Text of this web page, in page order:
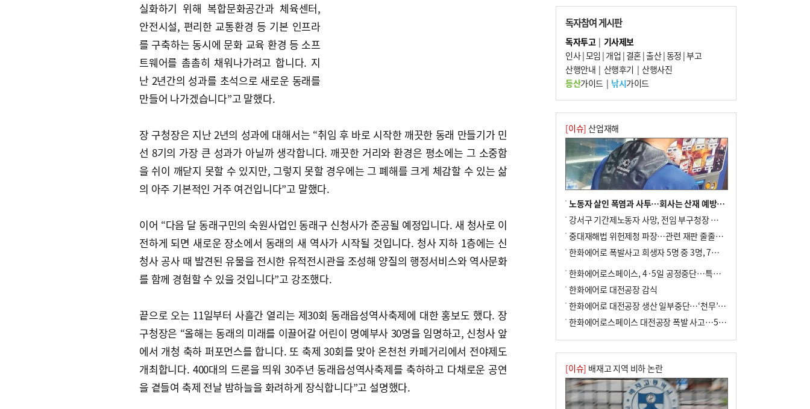
실화하기 위해 복합문화공간과 체육센터,
안전시설, 편리한 교통환경 등 기본 인프라
를 구축하는 동시에 문화 교육 환경 등 소프
트웨어를 촘촘히 채워나가려고 합니다. 지
난 2년간의 성과를 초석으로 새로운 동래를
만들어 나가겠습니다”고 말했다.
장 구청장은 지난 2년의 성과에 대해서는 “취임 후 바로 시작한 깨끗한 동래 만들기가 민
선 8기의 가장 큰 성과가 아닐까 생각합니다. 깨끗한 거리와 환경은 평소에는 그 소중함
을 쉬이 깨닫지 못할 수 있지만, 그렇지 못할 경우에는 그 폐해를 크게 체감할 수 있는 삶
의 아주 기본적인 거주 여건입니다”고 말했다.
이어 “다음 달 동래구민의 숙원사업인 동래구 신청사가 준공될 예정입니다. 새 청사로 이
전하게 되면 새로운 장소에서 동래의 새 역사가 시작될 것입니다. 청사 지하 1층에는 신
청사 공사 때 발견된 유물을 전시한 유적전시관을 조성해 양질의 행정서비스와 역사문화
를 함께 경험할 수 있을 것입니다”고 강조했다.
끝으로 오는 11일부터 사흘간 열리는 제30회 동래읍성역사축제에 대한 홍보도 했다. 장
구청장은 “올해는 동래의 미래를 이끌어갈 어린이 명예부사 30명을 임명하고, 신청사 앞
에서 개청 축하 퍼포먼스를 합니다. 또 축제 30회를 맞아 온천천 카페거리에서 전야제도
개최합니다. 400대의 드론을 띄워 30주년 동래읍성역사축제를 축하하고 다채로운 공연
을 곁들여 축제 전날 밤하늘을 화려하게 장식합니다”고 설명했다.
과…“현재는 부적절 행위 없어”
7
"올해 코스피 사이드카 43회 중 25회는 삼
전닉스 ETF 이후 발생"
8
서울 중랑구서 흉기 난동…60대 남성 2명
사망
10 노후 상수도관 파열에 폭염 속 사상구 2300
여 가구 6시간 단수
독자참여 게시판
독자투고| 기사제보
인사|모임 | 개업 | 결혼|출산|동정 |부고
산행안내 | 산행후기 | 산행사진
등산가이드| 낚시가이드
[이슈] 산업재해
노동자 살인 폭염과 사투…회사는 산재 예방·전기료 절감 전력
강서구 기간제노동자 사망, 전임 부구청장 檢 송치
중대재해법 위헌제청 파장…관련 재판 줄줄이 브레이크
한화에어로 폭발사고 희생자 5명 중 3명, 7일 영면
한화에어로스페이스, 4·5일 공정중단…특별 안전점검
한화에어로 대전공장 감식
한화에어로 대전공장 생산 일부중단…‘천무’ 수출 비상
한화에어로스페이스 대전공장 폭발 사고…5명 사망·2명 부상(종합)
[이슈] 배재고 지역 비하 논란